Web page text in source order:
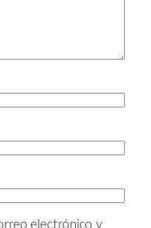
electrónico y